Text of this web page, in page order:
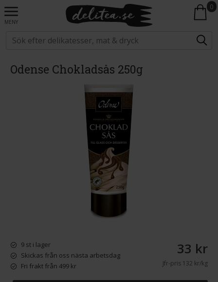
MENY
0
Odense Chokladsås 250g
9 st i lager
Skickas från oss nästa arbetsdag
Fri frakt från 499 kr
33 kr
Jfr-pris132 kr/kg